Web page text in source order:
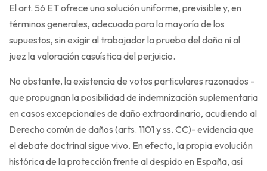
El art. 56 ET ofrece una solución uniforme, previsible y, en
términos generales, adecuada para la mayoría de los
supuestos, sin exigir al trabajador la prueba del daño ni al
juez la valoración casuística del perjuicio.
No obstante, la existencia de votos particulares razonados -
que propugnan la posibilidad de indemnización suplementaria
en casos excepcionales de daño extraordinario, acudiendo al
Derecho común de daños (arts. 1101 y ss. CC)- evidencia que
el debate doctrinal sigue vivo. En efecto, la propia evolución
histórica de la protección frente al despido en España, así